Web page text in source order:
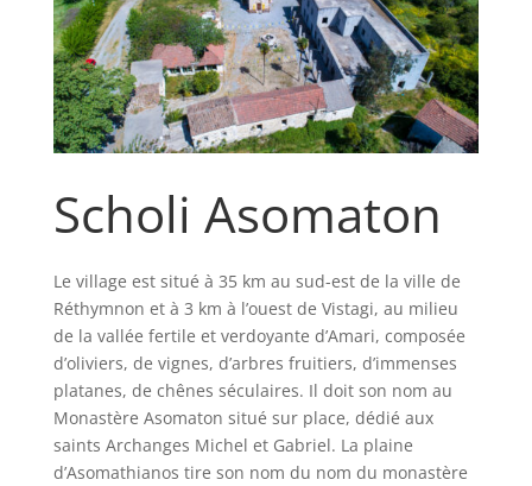
Scholi Asomaton
Le village est situé à 35 km au sud-est de la ville de
Réthymnon et à 3 km à l’ouest de Vistagi, au milieu
de la vallée fertile et verdoyante d’Amari, composée
d’oliviers, de vignes, d’arbres fruitiers, d’immenses
platanes, de chênes séculaires. Il doit son nom au
Monastère Asomaton situé sur place, dédié aux
saints Archanges Michel et Gabriel. La plaine
d’Asomathianos tire son nom du nom du monastère